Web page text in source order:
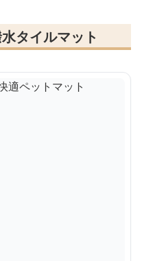
タイルマット